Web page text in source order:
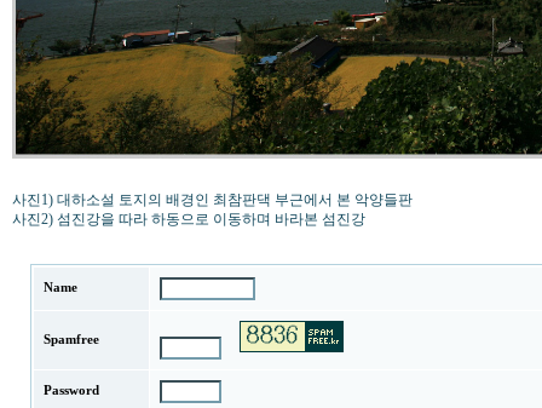
사진1) 대하소설 토지의 배경인 최참판댁 부근에서 본 악양들판
사진2) 섬진강을 따라 하동으로 이동하며 바라본 섬진강
Name
Spamfree
Password